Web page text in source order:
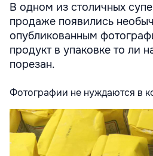
В одном из столичных
продаже появились
опубликованным
продукт в упаковке то ли
порезан.
Фотографии не нуждаются в